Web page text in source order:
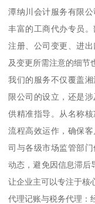
潭纳川会计服务有限
丰富的工商代办专员
注册、公司变更、进
及变更所需注意的细节
我们的服务不仅覆盖
限公司的设立，还是
供精准指导。从名称
流程高效运作，确保
司与各级市场监管部
动态，避免因信息滞后
让企业主可以专注于核
代理记账与税务代理：